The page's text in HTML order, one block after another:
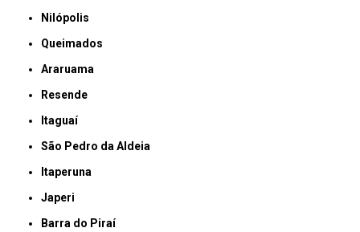
Nilópolis
Queimados
Araruama
Resende
Itaguaí
São Pedro da Aldeia
Itaperuna
Japeri
Barra do Piraí